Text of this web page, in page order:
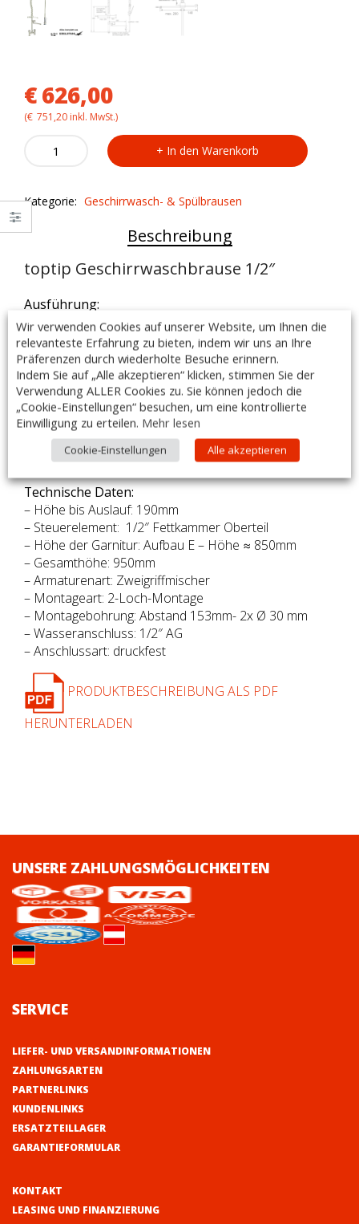
€626,00
(€ 751,20 inkl. MwSt.)
Geschirrwaschbrause
AR20
In den Warenkorb
Kategorie: Geschirrwasch- & Spülbrausen
Beschreibung
toptip Geschirrwaschbrause 1/2″
Ausführung:
– niedrige Ausführung, komplett aus Edelstahl
– Armaturenkörper, Standrohr, Standrohrhalter,
Brauseeinhängehaken,
– Federhalter, Tragfeder, Gelenkadapter komplett aus
poliertem Edelstahl
– eigensicher gegen Rückfluss und Zirkulation durch
– DVGW-zugelassene Rückflussverhinderer
– Hochdruck-Edelstahlschlauch L 1050 mm
– rückschlagfreie Selbstschlussbrause mit Handgriff
Technische Daten:
– Höhe bis Auslauf: 190mm
– Steuerelement: 1/2″ Fettkammer Oberteil
– Höhe der Garnitur: Aufbau E – Höhe ≈ 850mm
– Gesamthöhe: 950mm
– Armaturenart: Zweigriffmischer
– Montageart: 2-Loch-Montage
– Montagebohrung: Abstand 153mm- 2x Ø 30 mm
– Wasseranschluss: 1/2″ AG
– Anschlussart: druckfest
PRODUKTBESCHREIBUNG ALS PDF
HERUNTERLADEN
UNSERE ZAHLUNGSMÖGLICHKEITEN
SERVICE
LIEFER- UND VERSANDINFORMATIONEN
ZAHLUNGSARTEN
PARTNERLINKS
KUNDENLINKS
ERSATZTEILLAGER
GARANTIEFORMULAR
KONTAKT
LEASING UND FINANZIERUNG
Wir verwenden Cookies auf unserer Website, um Ihnen die
relevanteste Erfahrung zu bieten, indem wir uns an Ihre
Präferenzen durch wiederholte Besuche erinnern.
Indem Sie auf „Alle akzeptieren“ klicken, stimmen Sie der
Verwendung ALLER Cookies zu. Sie können jedoch die
„Cookie-Einstellungen“ besuchen, um eine kontrollierte
Einwilligung zu erteilen. Mehr lesen
Cookie-Einstellungen Alle akzeptieren